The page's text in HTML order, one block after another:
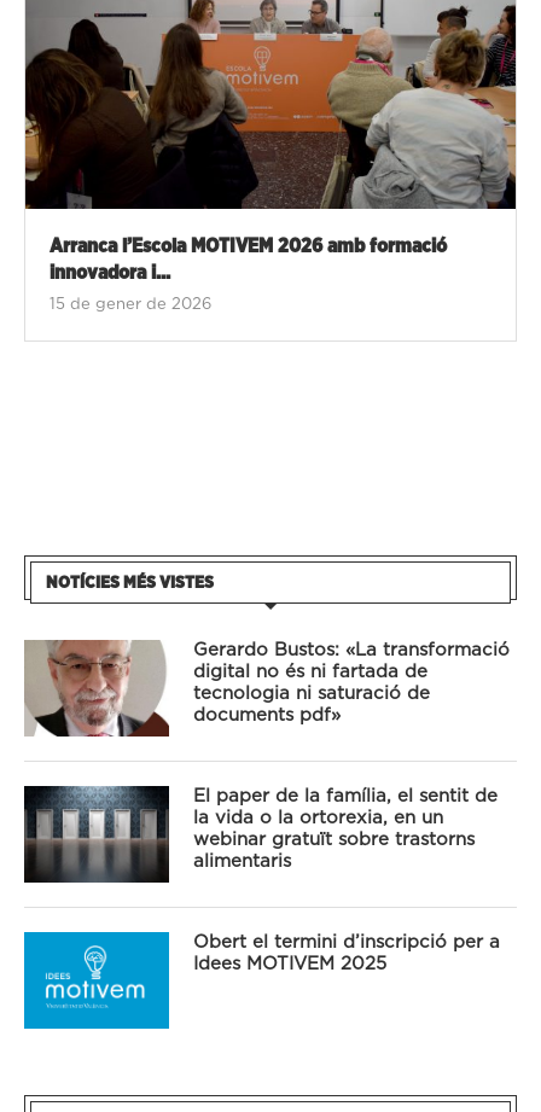
Arranca l’Escola MOTIVEM 2026 amb formació
innovadora i...
15 de gener de 2026
NOTÍCIES MÉS VISTES
Gerardo Bustos: «La transformació
digital no és ni fartada de
tecnologia ni saturació de
documents pdf»
El paper de la família, el sentit de
la vida o la ortorexia, en un
webinar gratuït sobre trastorns
alimentaris
Obert el termini d’inscripció per a
Idees MOTIVEM 2025